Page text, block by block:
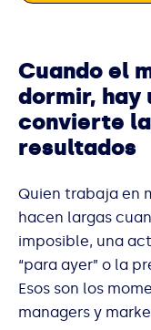
Cuando el
dormir, hay
convierte
resultados
Quien trabaja en
hacen largas
imposible, una
“para ayer” o la
Esos son los
managers y